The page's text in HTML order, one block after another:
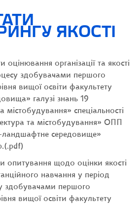
ЯКОСТІ
оцінювання організації та якості
здобувачами першого
вищої освіти факультету
галузі знань 19
містобудування» спеціальності
та містобудування» ОПП
ландшафтне середовище»
опитування щодо оцінки якості
навчання у період
здобувачами першого
вищої освіти факультету